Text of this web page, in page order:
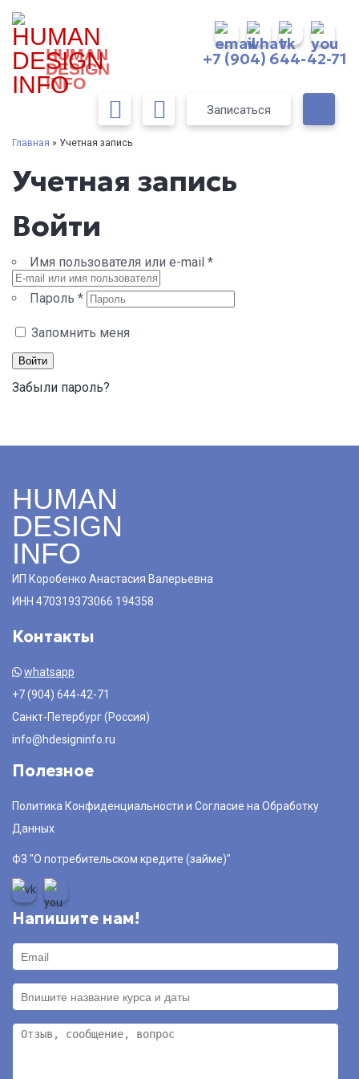
HUMAN
DESIGN
INFO
+7 (904) 644-42-71
Записаться
Главная » Учетная запись
Учетная запись
Войти
Имя пользователя или e-mail *
Пароль *
Запомнить меня
Войти
Забыли пароль?
HUMAN
DESIGN
INFO
ИП Коробенко Анастасия Валерьевна
ИНН 470319373066 194358
Контакты
whatsapp
+7 (904) 644-42-71
Санкт-Петербург (Россия)
info@hdesigninfo.ru
Полезное
Политика Конфиденциальности и Согласие на Обработку
Данных
ФЗ "О потребительском кредите (займе)"
Напишите нам!